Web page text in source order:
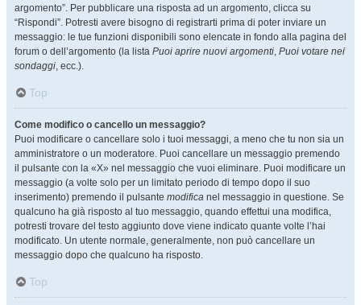
argomento”. Per pubblicare una risposta ad un argomento, clicca su
“Rispondi”. Potresti avere bisogno di registrarti prima di poter inviare un
messaggio: le tue funzioni disponibili sono elencate in fondo alla pagina del
forum o dell’argomento (la lista Puoi aprire nuovi argomenti, Puoi votare nei
sondaggi, ecc.).
Top
Come modifico o cancello un messaggio?
Puoi modificare o cancellare solo i tuoi messaggi, a meno che tu non sia un
amministratore o un moderatore. Puoi cancellare un messaggio premendo
il pulsante con la «X» nel messaggio che vuoi eliminare. Puoi modificare un
messaggio (a volte solo per un limitato periodo di tempo dopo il suo
inserimento) premendo il pulsante modifica nel messaggio in questione. Se
qualcuno ha già risposto al tuo messaggio, quando effettui una modifica,
potresti trovare del testo aggiunto dove viene indicato quante volte l’hai
modificato. Un utente normale, generalmente, non può cancellare un
messaggio dopo che qualcuno ha risposto.
Top